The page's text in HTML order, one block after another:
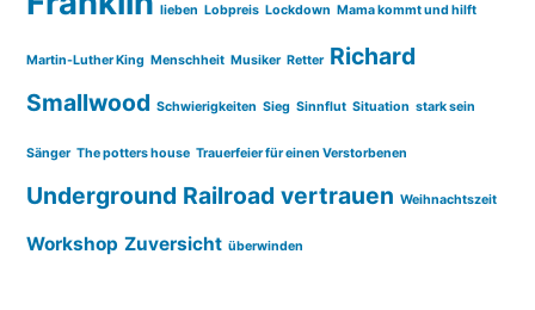
lieben Lobpreis Lockdown Mama kommt und hilft
Martin-Luther King Menschheit Musiker Retter Richard
Smallwood Schwierigkeiten Sieg Sinnflut Situation stark sein
Sänger The potters house Trauerfeier für einen Verstorbenen
Underground Railroad vertrauen Weihnachtszeit
Workshop Zuversicht überwinden